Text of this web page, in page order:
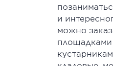
и
можно
площадками